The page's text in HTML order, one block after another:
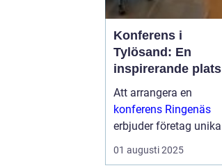
Konferens i
Tylösand: En
inspirerande plats
för din nästa
företagssammanko
mst
Att arrangera en
konferens Ringenäs
erbjuder företag unika
möjligheter att
kombinera
01 augusti 2025